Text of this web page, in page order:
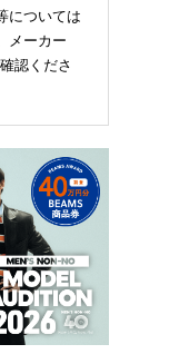
については
メーカー
認くださ